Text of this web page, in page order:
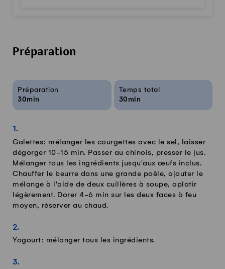
Préparation
Infos sur la recette
Préparation
30min
Temps total
30min
Galettes: mélanger les courgettes avec le sel, laisser
dégorger 10-15 min. Passer au chinois, presser le jus.
Mélanger tous les ingrédients jusqu'aux œufs inclus.
Chauffer le beurre dans une grande poêle, ajouter le
mélange à l'aide de deux cuillères à soupe, aplatir
légèrement. Dorer 4-6 min sur les deux faces à feu
moyen, réserver au chaud.
Yogourt: mélanger tous les ingrédients.